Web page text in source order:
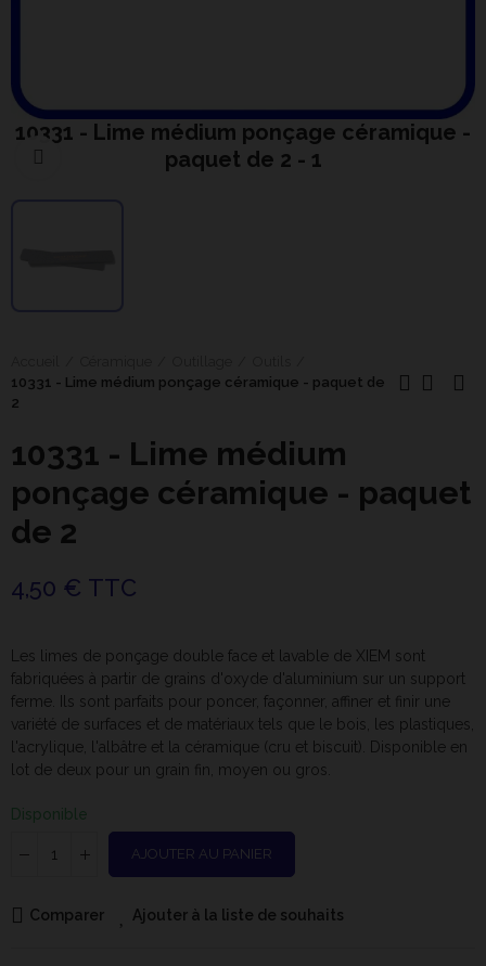
10331 - Lime médium ponçage céramique -
paquet de 2 - 1
Cliquer pour agrandir
10331 - Lime médium ponçage céramique - paquet de
2
10331 - Lime médium
ponçage céramique - paquet
de 2
4,50 € TTC
Les limes de ponçage double face et lavable de XIEM sont
fabriquées à partir de grains d'oxyde d'aluminium sur un support
ferme. Ils sont parfaits pour poncer, façonner, affiner et finir une
variété de surfaces et de matériaux tels que le bois, les plastiques,
l'acrylique, l'albâtre et la céramique (cru et biscuit). Disponible en
lot de deux pour un grain fin, moyen ou gros.
Disponible
AJOUTER AU PANIER
Comparer Ajouter à la liste de souhaits